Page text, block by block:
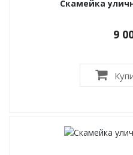
Скамейка
9